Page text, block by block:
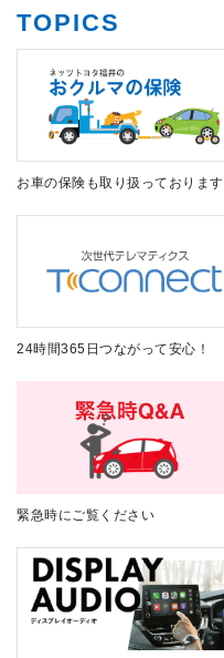
TOPICS
お車の保険も取り扱っております
24時間365日つながって安心！
緊急時にご覧ください